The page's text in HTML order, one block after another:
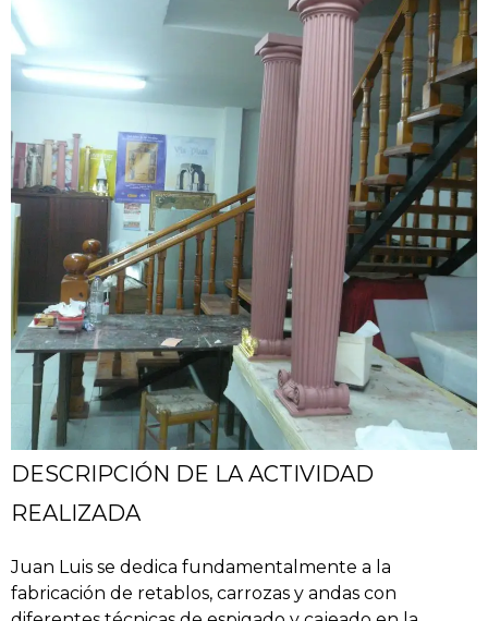
DESCRIPCIÓN DE LA ACTIVIDAD
REALIZADA
Juan Luis se dedica fundamentalmente a la
fabricación de retablos, carrozas y andas con